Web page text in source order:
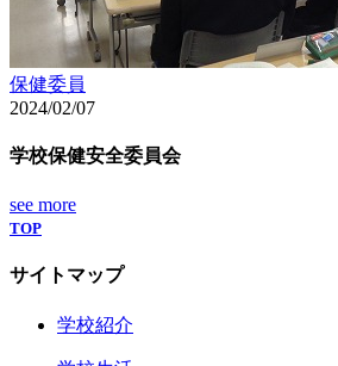
保健委員
2024/02/07
学校保健安全委員会
see more
TOP
サイトマップ
学校紹介